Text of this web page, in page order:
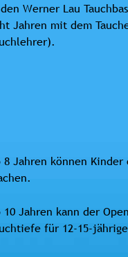
Werner Lau
Jahren mit dem
8 Jahren können
10 Jahren kann der
für 12-15-